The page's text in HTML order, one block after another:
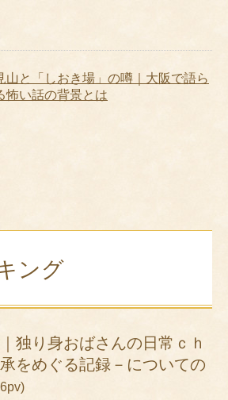
山と「しおき場」の噂｜大阪で語ら
怖い話の背景とは
ング
｜独り身おばさんの日常ｃｈ
をめぐる記録－についての